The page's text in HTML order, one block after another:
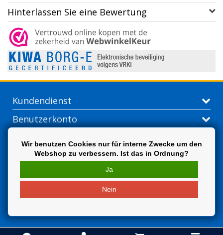
Hinterlassen Sie eine Bewertung
Kundendienst
Benutzerkonto
Extra
Wir benutzen Cookies nur für interne Zwecke um den
Webshop zu verbessern. Ist das in Ordnung?
Ja
Nein